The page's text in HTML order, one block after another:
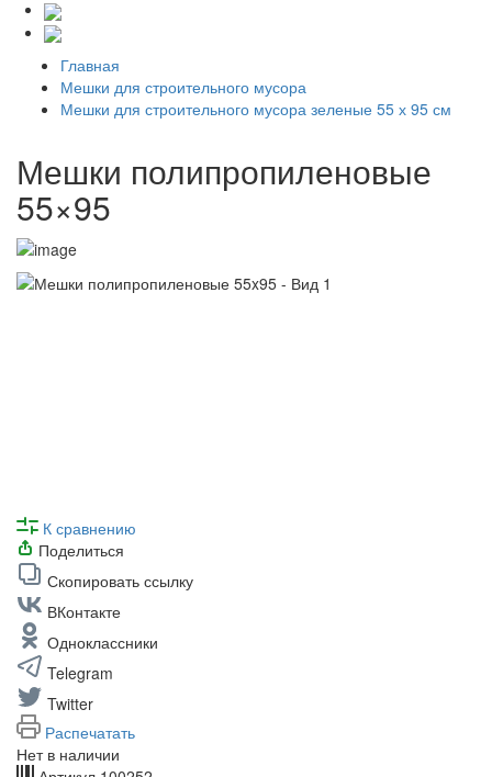
Главная
Мешки для строительного мусора
Мешки для строительного мусора зеленые 55 х 95 см
Мешки полипропиленовые
55×95
К сравнению
Поделиться
Скопировать ссылку
ВКонтакте
Одноклассники
Telegram
Twitter
Распечатать
Нет в наличии